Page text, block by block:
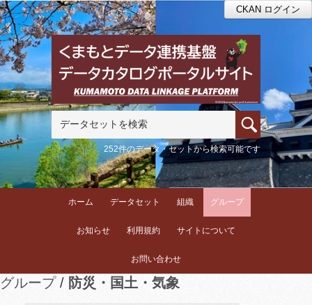
CKAN ログイン
252件のデータ・セットから検索可能です
ホーム データセット 組織 グループ
お知らせ 利用規約 サイトについて
お問い合わせ
グループ 防災・国土・気象